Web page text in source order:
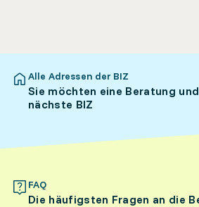
Alle Adressen der BIZ
Sie möchten eine Beratung
nächste BIZ
FAQ
Die häufigsten Fragen an die